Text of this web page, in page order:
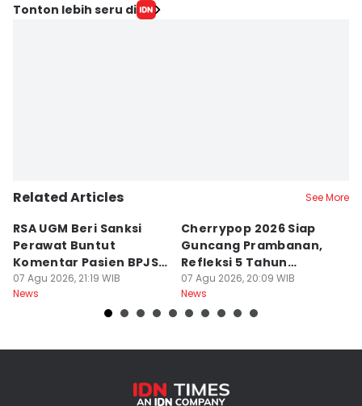
Tonton lebih seru di
Related Articles See More
RSA UGM Beri Sanksi
Perawat Buntut
Komentar Pasien BPJS
di Medsos
07 Agu 2026, 21:19 WIB
News
Cherrypop 2026 Siap
Guncang Prambanan,
Refleksi 5 Tahun
Perjalanan
07 Agu 2026, 20:09 WIB
News